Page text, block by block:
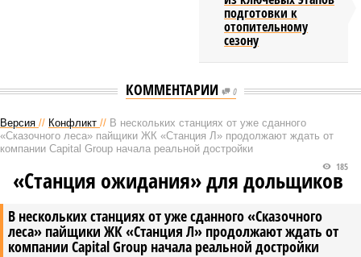
подготовки к
отопительному
сезону
КОММЕНТАРИИ 0
Версия // Конфликт // В нескольких станциях от уже сданного
«Сказочного леса» пайщики ЖК «Станция Л» продолжают ждать от
компании Capital Group начала реальной достройки
В нескольких станциях от уже сданного «Сказочного
леса» пайщики ЖК «Станция Л» продолжают ждать от
компании Capital Group начала реальной достройки
185
«Станция ожидания» для дольщиков